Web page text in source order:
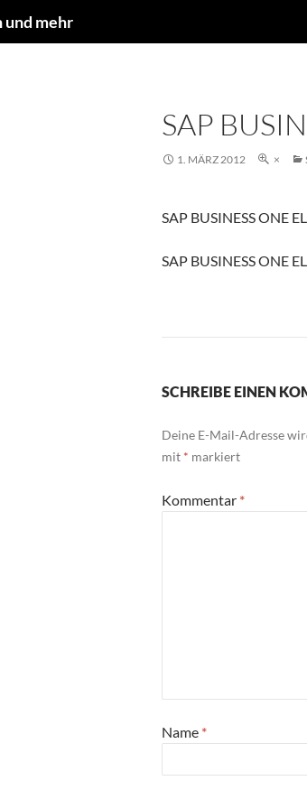
mehr
SAP
1. MÄRZ 2012 ×
SAP BUSINESS ONE
SAP BUSINESS ONE
SCHREIBE EINEN
Deine E-Mail-Adresse
mit * markiert
Kommentar *
Name *